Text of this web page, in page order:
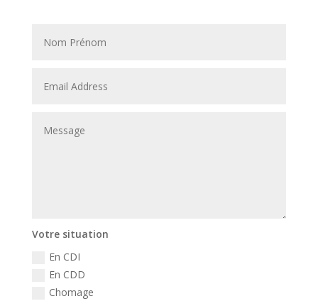
Votre situation
En CDI
En CDD
Chomage